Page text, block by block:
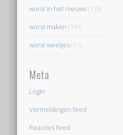
worst in het nieuws(176)
worst maken (141)
worst weetjes(17)
Meta
Login
Vermeldingen feed
Reacties feed